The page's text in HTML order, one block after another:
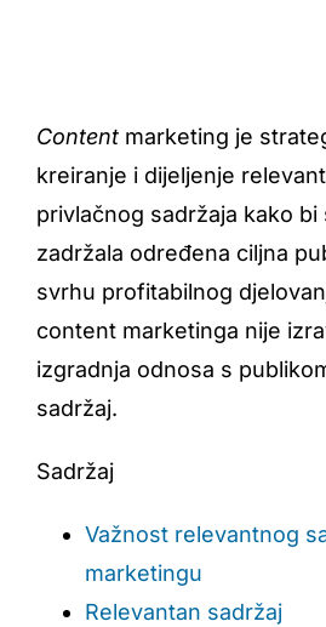
Content marketing je
kreiranje i dijeljenje
privlačnog sadržaja kako bi
zadržala određena ciljna
svrhu profitabilnog
content marketinga nije
izgradnja odnosa s
sadržaj.
Sadržaj
Važnost relevantnog
marketingu
Relevantan sadržaj